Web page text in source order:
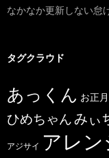
なかなか更新しない怠
タグクラウド
あっくん お正月
ひめちゃんみぃ
アジサイ アレン